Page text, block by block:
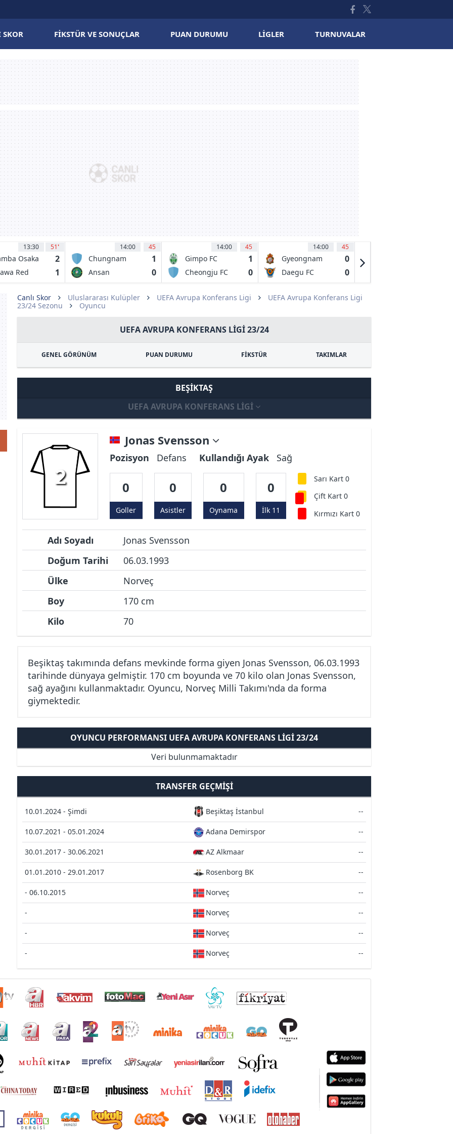
SKOR FIKSTÜR VE SONUÇLAR PUAN DURUMU LIGLER TURNUVALAR
13:30 51'
Osaka 2
Red
1
14:00 45
Chungnam
Asan FC
1
Ansan
0
14:00 45
Gimpo FC 1
Cheongju FC 0
14:00 45
Gyeongnam
FC
0
Daegu FC 0
Canlı Skor Uluslararası Kulüpler UEFA Avrupa Konferans Ligi
UEFA Avrupa Konferans Ligi
23/24 Sezonu
Oyuncu
UEFA AVRUPA KONFERANS LIGI 23/24
GENEL GÖRÜNÜM PUAN DURUMU FİKSTÜR TAKIMLAR
BEŞIKTAŞ
UEFA AVRUPA KONFERANS LIGI
2
Jonas Svensson
Pozisyon Defans Kullandığı Ayak Sağ
0
Goller
0
Asistler
0
Oynama
0
İlk 11
Sarı Kart 0
Çift Kart 0
Kırmızı Kart 0
Adı Soyadı
Jonas Svensson
Doğum Tarihi
06.03.1993
Ülke
Norveç
Boy
170 cm
Kilo
70
Beşiktaş takımında defans mevkinde forma giyen Jonas Svensson, 06.03.1993
tarihinde dünyaya gelmiştir. 170 cm boyunda ve 70 kilo olan Jonas Svensson,
sağ ayağını kullanmaktadır. Oyuncu, Norveç Milli Takımı'nda da forma
giymektedir.
OYUNCU PERFORMANSI UEFA AVRUPA KONFERANS LIGI 23/24
Veri bulunmamaktadır
TRANSFER GEÇMIŞI
10.01.2024 - Şimdi Beşiktaş İstanbul --
10.07.2021 - 05.01.2024 Adana Demirspor --
30.01.2017 - 30.06.2021 AZ Alkmaar --
01.01.2010 - 29.01.2017 Rosenborg BK --
- 06.10.2015 Norveç --
- Norveç --
- Norveç --
- Norveç --